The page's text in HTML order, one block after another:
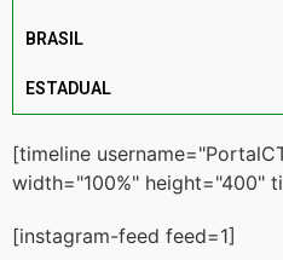
BRASIL
ESTADUAL
[timeline
width="100%" height="400"
[instagram-feed feed=1]